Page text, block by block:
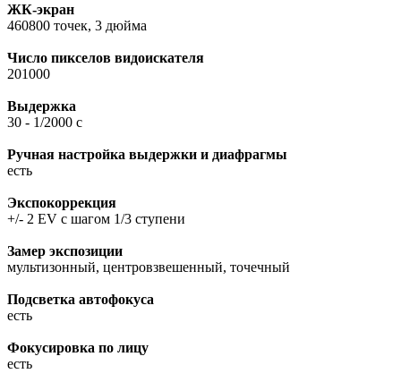
ЖК-экран
460800 точек, 3 дюйма
Число пикселов видоискателя
201000
Выдержка
30 - 1/2000 с
Ручная настройка выдержки и диафрагмы
есть
Экспокоррекция
+/- 2 EV с шагом 1/3 ступени
Замер экспозиции
мультизонный, центровзвешенный, точечный
Подсветка автофокуса
есть
Фокусировка по лицу
есть